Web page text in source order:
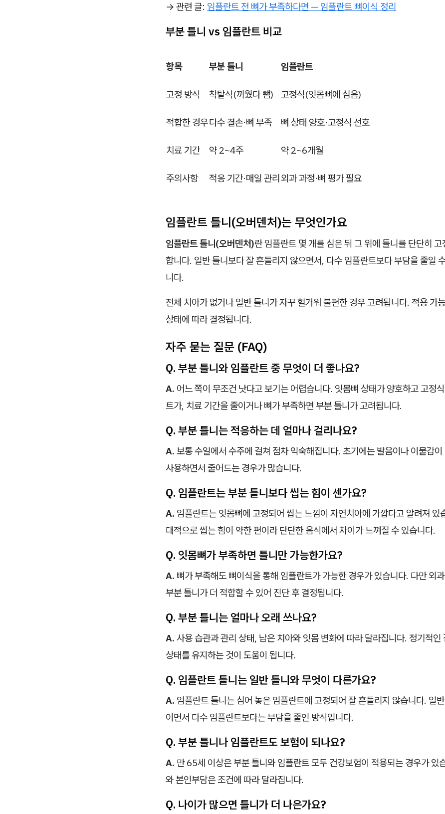
→ 관련 글: 임플란트 전 뼈가 부족하다면 — 임플란트 뼈이식 정리
부분 틀니 vs 임플란트 비교
항목 부분 틀니 임플란트
고정 방식 착탈식(끼웠다 뺌) 고정식(잇몸뼈에 심음)
적합한 경우다수 결손·뼈 부족 뼈 상태 양호·고정식 선호
치료 기간 약 2~4주 약 2~6개월
주의사항 적응 기간·매일 관리외과 과정·뼈 평가 필요
임플란트 틀니(오버덴처)는 무엇인가요
임플란트 틀니(오버덴처)란 임플란트 몇 개를 심은 뒤 그 위에 틀니를 단단히
합니다. 일반 틀니보다 잘 흔들리지 않으면서, 다수 임플란트보다 부담을 줄일
니다.
전체 치아가 없거나 일반 틀니가 자꾸 헐거워 불편한 경우 고려됩니다. 적용 가
상태에 따라 결정됩니다.
자주 묻는 질문 (FAQ)
Q. 부분 틀니와 임플란트 중 무엇이 더 좋나요?
A. 어느 쪽이 무조건 낫다고 보기는 어렵습니다. 잇몸뼈 상태가 양호하고 고정
트가, 치료 기간을 줄이거나 뼈가 부족하면 부분 틀니가 고려됩니다.
Q. 부분 틀니는 적응하는 데 얼마나 걸리나요?
A. 보통 수일에서 수주에 걸쳐 점차 익숙해집니다. 초기에는 발음이나 이물감
사용하면서 줄어드는 경우가 많습니다.
Q. 임플란트는 부분 틀니보다 씹는 힘이 센가요?
A. 임플란트는 잇몸뼈에 고정되어 씹는 느낌이 자연치아에 가깝다고 알려져 있
대적으로 씹는 힘이 약한 편이라 단단한 음식에서 차이가 느껴질 수 있습니다.
Q. 잇몸뼈가 부족하면 틀니만 가능한가요?
A. 뼈가 부족해도 뼈이식을 통해 임플란트가 가능한 경우가 있습니다. 다만 외
부분 틀니가 더 적합할 수 있어 진단 후 결정됩니다.
Q. 부분 틀니는 얼마나 오래 쓰나요?
A. 사용 습관과 관리 상태, 남은 치아와 잇몸 변화에 따라 달라집니다. 정기적인
상태를 유지하는 것이 도움이 됩니다.
Q. 임플란트 틀니는 일반 틀니와 무엇이 다른가요?
A. 임플란트 틀니는 심어 놓은 임플란트에 고정되어 잘 흔들리지 않습니다. 일
이면서 다수 임플란트보다는 부담을 줄인 방식입니다.
Q. 부분 틀니나 임플란트도 보험이 되나요?
A. 만 65세 이상은 부분 틀니와 임플란트 모두 건강보험이 적용되는 경우가 있
와 본인부담은 조건에 따라 달라집니다.
Q. 나이가 많으면 틀니가 더 나은가요?